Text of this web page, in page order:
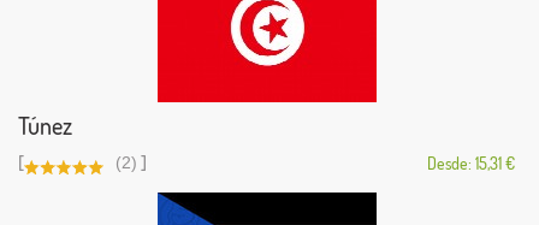
Túnez
[ (2) ] Desde: 15,31 €